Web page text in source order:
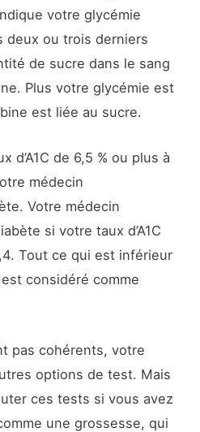
votre glycémie
deux ou trois derniers
de sucre dans le sang
Plus votre glycémie est
est liée au sucre.
d’A1C de 6,5 % ou plus à
médecin
Votre médecin
si votre taux d’A1C
Tout ce qui est inférieur
est considéré comme
pas cohérents, votre
options de test. Mais
ces tests si vous avez
une grossesse, qui